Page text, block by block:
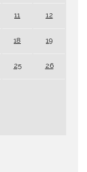
11 12
18 19
25 26